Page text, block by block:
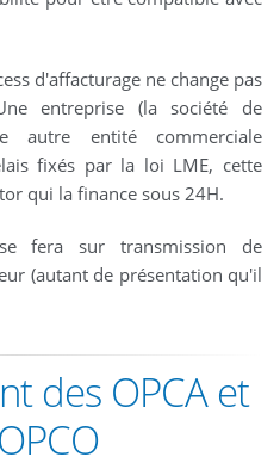
d'affacturage ne change pas
entreprise (la société de
autre entité commerciale
fixés par la loi LME, cette
qui la finance sous 24H.
fera sur transmission de
(autant de présentation qu'il
des OPCA et